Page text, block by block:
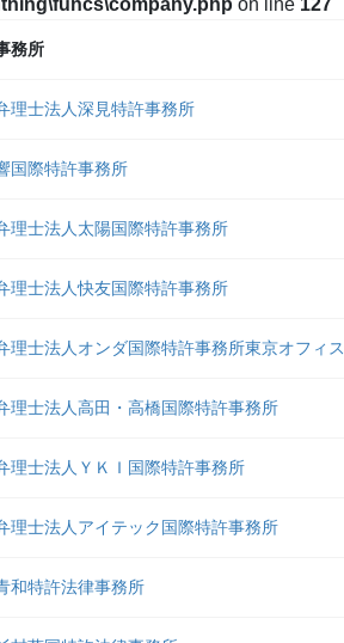
務所
理士法人深見特許事務所
国際特許事務所
理士法人太陽国際特許事務所
理士法人快友国際特許事務所
理士法人オンダ国際特許事務所東京オフィス
理士法人高田・高橋国際特許事務所
理士法人ＹＫＩ国際特許事務所
理士法人アイテック国際特許事務所
和特許法律事務所